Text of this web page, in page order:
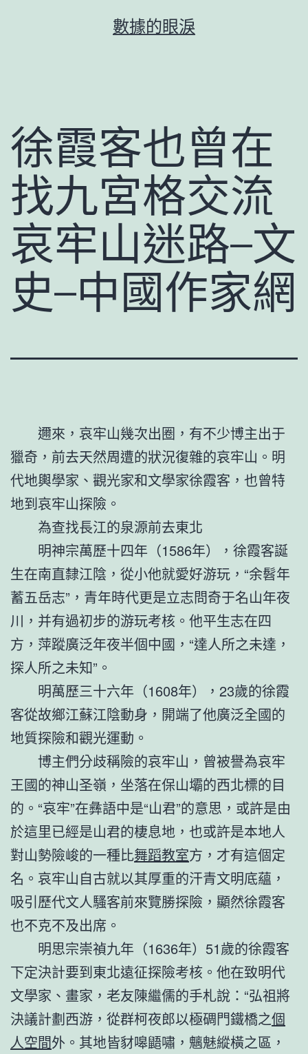
數據的眼淚
徐霞客也曾在
找九宮格交流
哀牢山迷路–文
史–中國作家網
邇來，哀牢山幾次出圈，有不少博主出于
獵奇，前去天然周遭的狀況復雜的哀牢山。明
代地輿學家、觀光家和文學家徐霞客，也曾特
地到哀牢山探險。
為查找長江的泉源前去東北
明神宗萬歷十四年（1586年），徐霞客誕
生在南直隸江陰，從小他就愛好游玩，“余髫年
蓄五岳志”，青年時代更是立志問奇于名山年夜
川，并有過初步的游玩考核。他平生志在四
方，萍蹤廣泛年夜半個中國，“達人所之未達，
探人所之未知”。
明萬歷三十六年（1608年），23歲的徐霞
客從故鄉江蘇江陰動身，開端了他廣泛全國的
地質探險和觀光運動。
博主們分歧稱險的哀牢山，曾被譽為哀牢
王國的神山圣嶺，坐落在保山壩的西北標的目
的。“哀牢”在彝語中是“山君”的意思，或許是由
於這里已經是山君的棲息地，也或許是本地人
對山勢險峻的一種比舞蹈教室方，才有這個定
名。哀牢山自古就以其厚重的汗青文明底蘊，
吸引歷代文人騷客前來覽勝探險，顯然徐霞客
也不克不及出席。
明思宗崇禎九年（1636年）51歲的徐霞客
下定決計要到東北遠征探險考核。他在致明代
文學家、畫家，老友陳繼儒的手札說：“弘祖將
決議計劃西游，從群柯夜郎以極碉門鐵橋之個
人空間外。其地皆豺嗥鼯嘯，魑魅縱橫之區，